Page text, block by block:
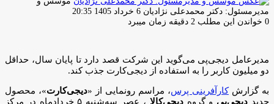
مدیرمسئول: دکتر محمدعلی نژادیان ارسال
ایمیل
6 خرداد 1405 20:35
0 خواندن این مطلب 2 دقیقه زمان میبرد
مدیرعامل دیجی‌پی می‌گوید این شرکت قصد دارد تا پایان سال، حداقل
دو میلیون کاربر را به استفاده از دیجی‌کارت جذب کند.
به گزارشکارآفرینی پرس، مراسم رونمایی از «دیجی‌کارت»، محصول
جدید دیجی‌پی و گروهدیجی‌کالا
، عصر سه‌شنبه ۵ خردادماه در مرکز